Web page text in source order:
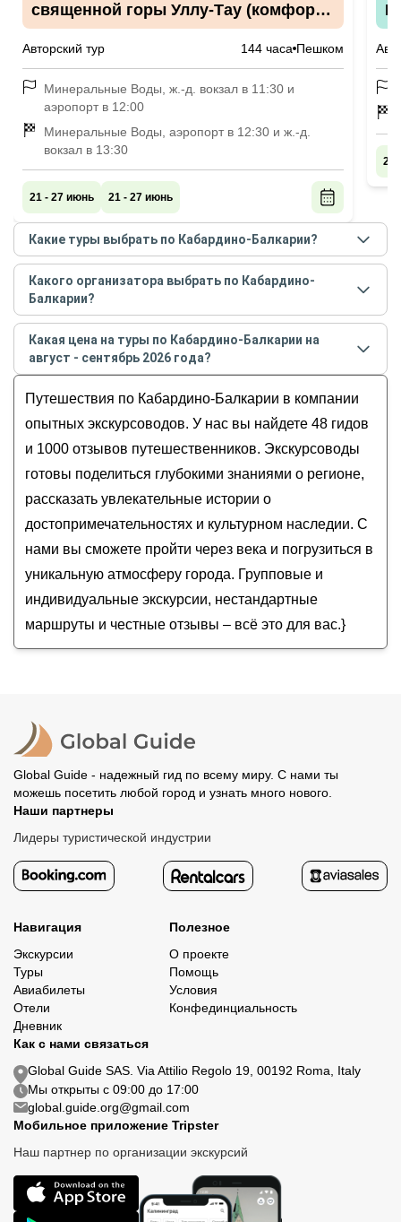
священной горы Уллу-Тау (комфорт
Авторский тур 144 часа Пешком
Минеральные Воды, ж.-д. вокзал в 11:30 и
аэропорт в 12:00
Минеральные Воды, аэропорт в 12:30 и ж.-д.
вокзал в 13:30
21 - 27 июнь 21 - 27 июнь
20
Какие туры выбрать по Кабардино-Балкарии?
Самые популярные турыпо Кабардино-Балкарии
в августе - сентябре 2026года:
Треккинг налегке у подножия священной горы
Уллу-Тау (комфорт размещения на выбор)
Индивидуальный отпуск в Кисловодске с
экскурсиями по курортам КМВ, КЧР и КБР
Россыпь цветов и мириады звёзд: астропоход в
сердце гор (мини-группа)
Грани Кавказа: 5 республик за 10 дней
Горы, озёра и водопады Кабардино-Балкарии в
Какого организатора выбрать по Кабардино-
Балкарии?
Лучшие организаторыпо Кабардино-Балкариипо
рейтингу и отзывам вавгусте 2026года:
Александр
Алана
Александра
Михаил
Какая цена на туры по Кабардино-Балкарии на
август - сентябрь 2026 года?
сентябрь 2026года от 11 500до 128 400 RUB
Путешествия по Кабардино-Балкарии в компании
опытных экскурсоводов. У нас вы найдете 48 гидов
и 1000 отзывов путешественников. Экскурсоводы
готовы поделиться глубокими знаниями о регионе,
рассказать увлекательные истории о
достопримечательностях и культурном наследии. С
нами вы сможете пройти через века и погрузиться в
уникальную атмосферу города. Групповые и
индивидуальные экскурсии, нестандартные
маршруты и честные отзывы – всё это для вас.}
Global Guide - надежный гид по всему миру. С нами ты
можешь посетить любой город и узнать много нового.
Наши партнеры
Лидеры туристической индустрии
Навигация
Экскурсии
Туры
Авиабилеты
Отели
Дневник
Полезное
О проекте
Помощь
Условия
Конфединциальность
Как с нами связаться
Global Guide SAS. Via Attilio Regolo 19, 00192 Roma, Italy
Мы открыты с 09:00 до 17:00
global.guide.org@gmail.com
Мобильное приложение Tripster
Наш партнер по организации экскурсий